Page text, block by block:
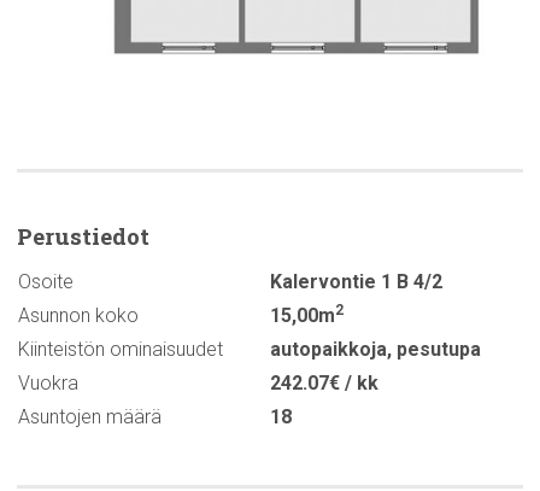
Perustiedot
Osoite
Kalervontie 1 B 4/2
Asunnon koko
15,00m2
Kiinteistön ominaisuudet autopaikkoja, pesutupa
Vuokra
242.07€ / kk
Asuntojen määrä
18